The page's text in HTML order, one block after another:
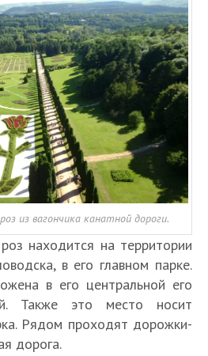
из вагончика канатной дороги.
находится на территории
в его главном парке.
в его центральной его
Также это место носит
Рядом проходят дорожки-
дорога.